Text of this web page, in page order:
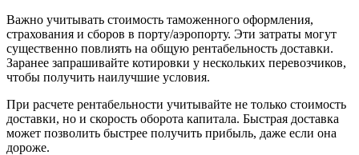
Важно учитывать стоимость таможенного оформления,
страхования и сборов в порту/аэропорту. Эти затраты могут
существенно повлиять на общую рентабельность доставки.
Заранее запрашивайте котировки у нескольких перевозчиков,
чтобы получить наилучшие условия.
При расчете рентабельности учитывайте не только стоимость
доставки, но и скорость оборота капитала. Быстрая доставка
может позволить быстрее получить прибыль, даже если она
дороже.